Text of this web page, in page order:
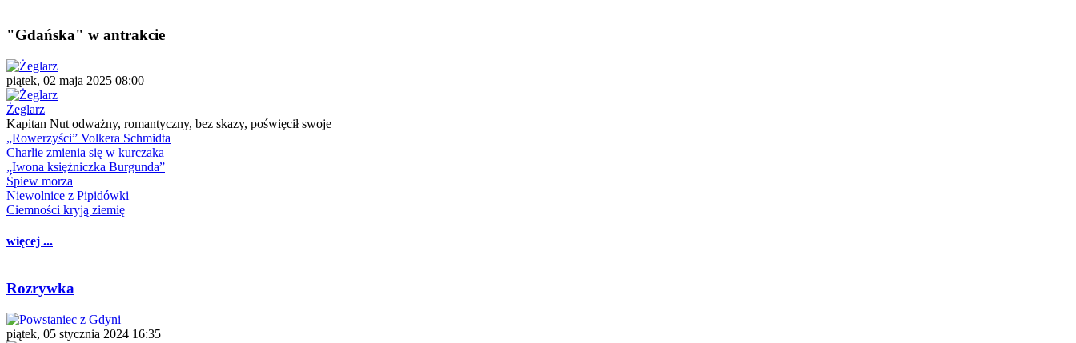
"Gdańska" w antrakcie
piątek, 02 maja 2025 08:00
Żeglarz
Kapitan Nut odważny, romantyczny, bez skazy, poświęcił swoje
„Rowerzyści” Volkera Schmidta
Charlie zmienia się w kurczaka
„Iwona księżniczka Burgunda”
Śpiew morza
Niewolnice z Pipidówki
Ciemności kryją ziemię
więcej ...
Rozrywka
piątek, 05 stycznia 2024 16:35